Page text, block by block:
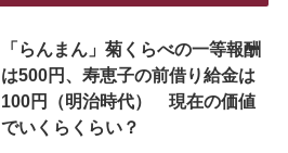
「らんまん」菊くらべの一等報酬
は500円、寿恵子の前借り給金は
100円（明治時代） 現在の価値
でいくらくらい？